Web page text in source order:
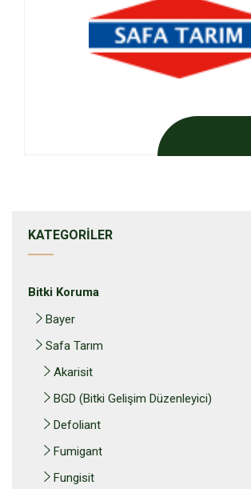
KATEGORILER
Bitki Koruma
Bayer
Safa Tarım
Akarisit
BGD (Bitki Gelişim Düzenleyici)
Defoliant
Fumigant
Fungisit